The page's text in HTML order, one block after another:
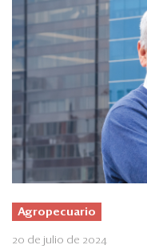
Agropecuario
20 de julio de 2024